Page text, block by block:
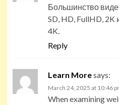
Большинство
SD, HD, FullHD, 2K
4K.
Reply
Learn Moresays:
March 24, 2025 at 10:46
When examining